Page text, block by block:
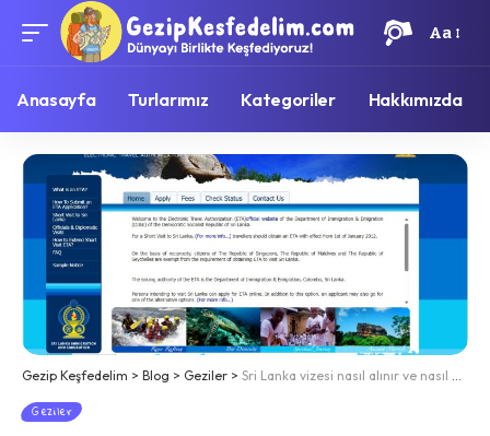
Aa
Anasayfa Turlarımız Kategoriler Hakkımızda
Gezip Keşfedelim > Blog > Geziler > Sri Lanka vizesi nasıl alınır ve nasıl uzatılır?
Geziler